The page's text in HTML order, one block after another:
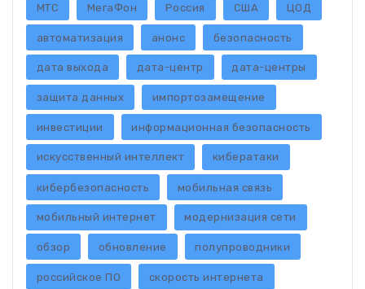
МТС МегаФон Россия США ЦОД
автоматизация анонс безопасность
дата выхода дата-центр дата-центры
защита данных импортозамещение
инвестиции информационная безопасность
искусственный интеллект кибератаки
кибербезопасность мобильная связь
мобильный интернет модернизация сети
обзор обновление полупроводники
российское ПО скорость интернета